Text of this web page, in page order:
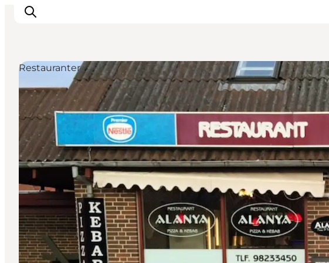
Inspirasjon
Reisemål
Aktiviteter
Overnatting
Planlegg reisen
Restauranter